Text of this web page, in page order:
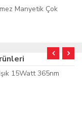
Manyetik Çok